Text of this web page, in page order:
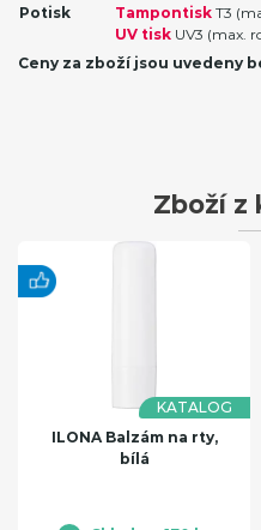
Potisk Tampontisk T3
UV tisk UV3 (max.
Ceny za zboží jsou uvedeny
Zboží z
KATALOG
ILONA Balzám na rty,
bílá